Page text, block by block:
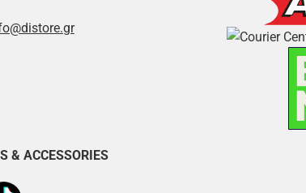
& ACCESSORIES